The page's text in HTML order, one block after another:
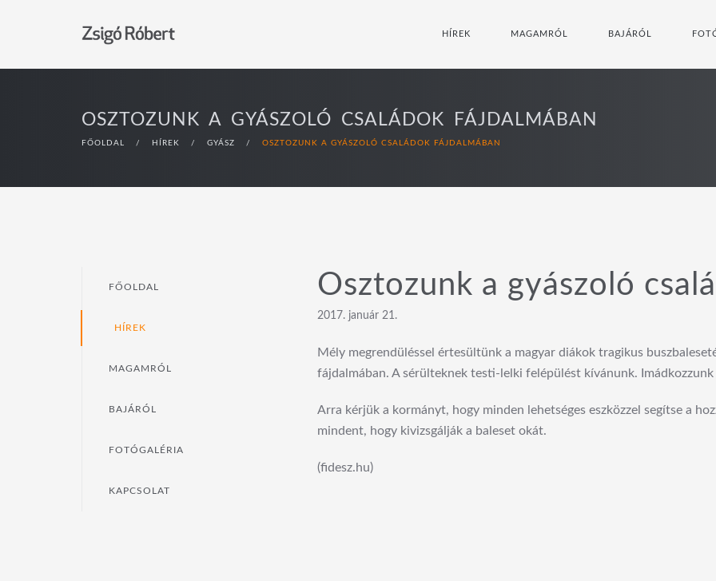
HÍREK MAGAMRÓL BAJÁRÓL
OSZTOZUNK A GYÁSZOLÓ CSALÁDOK FÁJDALMÁBAN
FŐOLDAL / HÍREK / GYÁSZ / OSZTOZUNK A GYÁSZOLÓ CSALÁDOK FÁJDALMÁBAN
FŐOLDAL
HÍREK
MAGAMRÓL
BAJÁRÓL
FOTÓGALÉRIA
KAPCSOLAT
Osztozunk a gyászoló
2017. január 21.
Mély megrendüléssel értesültünk a magyar diákok tragikus
fájdalmában. A sérülteknek testi-lelki felépülést kívánunk.
Arra kérjük a kormányt, hogy minden lehetséges eszközzel segítse a
mindent, hogy kivizsgálják a baleset okát.
(fidesz.hu)